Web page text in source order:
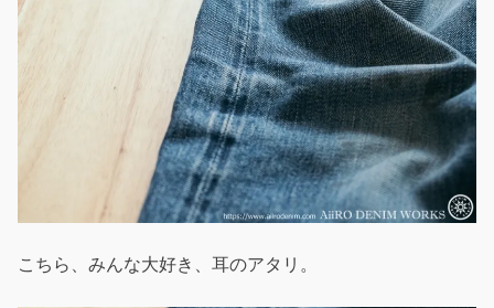
こちら、みんな大好き、耳のアタリ。